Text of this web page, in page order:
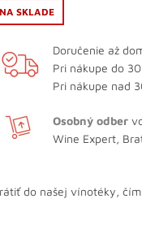
SKLADE
Doručenie až
Pri nákupe do
Pri nákupe nad
Osobný odber
Wine Expert,
do našej vínotéky,